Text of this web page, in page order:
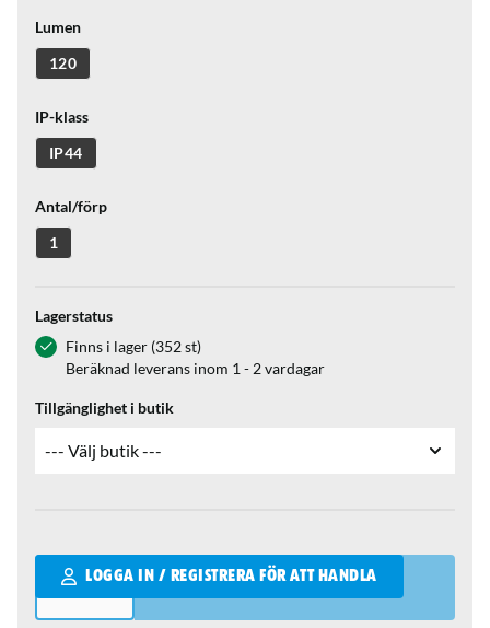
Lumen
120
IP-klass
IP44
Antal/förp
1
Lagerstatus
Finns i lager (352 st)
Beräknad leverans inom 1 - 2 vardagar
Tillgänglighet i butik
LOGGA IN / REGISTRERA FÖR ATT HANDLA
Qantity